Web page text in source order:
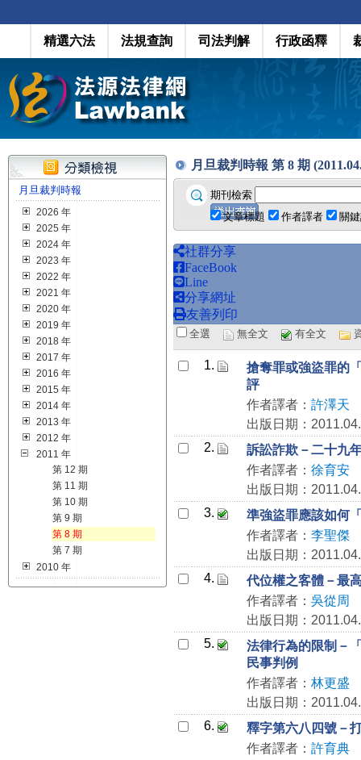
精選六法 法規查詢 司法判解 行政函釋
月旦裁判時報
2026 年
2025 年
2024 年
2023 年
2022 年
2021 年
2020 年
2019 年
2018 年
2017 年
2016 年
2015 年
2014 年
2013 年
2012 年
2011 年
第 12 期
第 11 期
第 10 期
第 9 期
第 8 期
第 7 期
2010 年
月旦裁判時報 第 8 期
期刊檢索
文章標題
作者譯者 關
社群分享
FaceBook
Line
分享網址
友善列印
全選 無全文 有全文
1.
搶奪罪或強盜罪的
評
作者譯者： 許澤天
出版日期：
2.
訴訟詐欺－二十九
作者譯者： 徐育安
出版日期：
3.
準強盜罪應該如何
作者譯者： 李聖傑
出版日期：
4.
代位權之客體－最
作者譯者： 吳從周
出版日期：
5.
法律行為的限制－
民事判例
作者譯者： 林更盛
出版日期：
6.
釋字第六八四號－
作者譯者： 許育典